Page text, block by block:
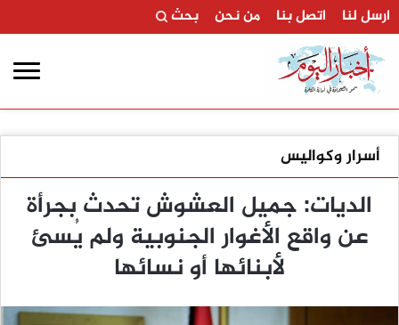
ارسل لنا اتصل بنا من نحن بحث
أسرار وكواليس
الديات: جميل العشوش تحدث بجرأة
عن واقع الأغوار الجنوبية ولم يُسئ
لأبنائها أو نسائها